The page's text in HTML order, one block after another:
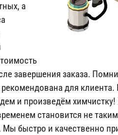
а
завершения заказа.
для клиента.
и произведём
становится не
быстро и качественно